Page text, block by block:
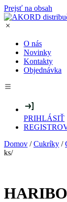
Prejsť na obsah
O nás
Novinky
Kontakty
Objednávka
PRIHLÁSIŤ
Domov /Cukríky /
ks/